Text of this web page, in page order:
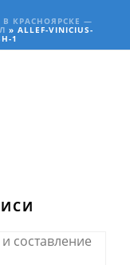
КРАСНОЯРСКЕ —
» ALLEF-VINICIUS-
1